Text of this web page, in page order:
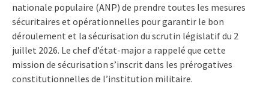
nationale populaire (ANP) de prendre toutes les mesures
sécuritaires et opérationnelles pour garantir le bon
déroulement et la sécurisation du scrutin législatif du 2
juillet 2026. Le chef d’état-major a rappelé que cette
mission de sécurisation s’inscrit dans les prérogatives
constitutionnelles de l’institution militaire.